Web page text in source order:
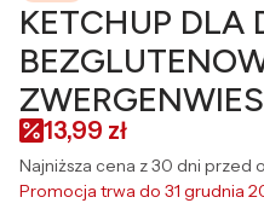
KETCHUP DLA
13,99 zł
Najniższa cena z 30 dni przed
Promocja trwa do 31 grudnia